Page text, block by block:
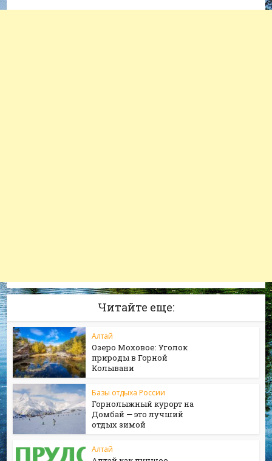
Читайте еще:
Алтай
Озеро Моховое: Уголок
природы в Горной
Колывани
Базы отдыха России
Горнолыжный курорт на
Домбай — это лучший
отдых зимой
Алтай